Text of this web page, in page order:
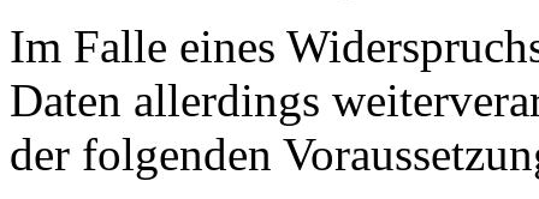
Im Falle eines
Daten allerdings
der folgenden